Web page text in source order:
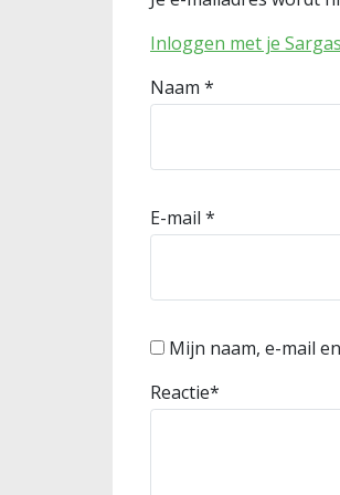
Inloggen met je
Naam *
E-mail *
Mijn naam, e-mail
Reactie*